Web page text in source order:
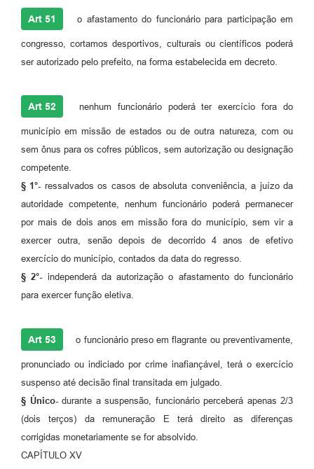
Art 51 o afastamento do funcionário para participação em
congresso, cortamos desportivos, culturais ou científicos poderá
ser autorizado pelo prefeito, na forma estabelecida em decreto.
Art 52 nenhum funcionário poderá ter exercício fora do
município em missão de estados ou de outra natureza, com ou
sem ônus para os cofres públicos, sem autorização ou designação
competente.
§ 1°- ressalvados os casos de absoluta conveniência, a juízo da
autoridade competente, nenhum funcionário poderá permanecer
por mais de dois anos em missão fora do município, sem vir a
exercer outra, senão depois de decorrido 4 anos de efetivo
exercício do município, contados da data do regresso.
§ 2°-independerá da autorização o afastamento do funcionário
para exercer função eletiva.
Art 53 o funcionário preso em flagrante ou preventivamente,
pronunciado ou indiciado por crime inafiançável, terá o exercício
suspenso até decisão final transitada em julgado.
§ Único-durante a suspensão, funcionário perceberá apenas 2/3
(dois terços) da remuneração E terá direito as diferenças
corrigidas monetariamente se for absolvido.
CAPÍTULO XV